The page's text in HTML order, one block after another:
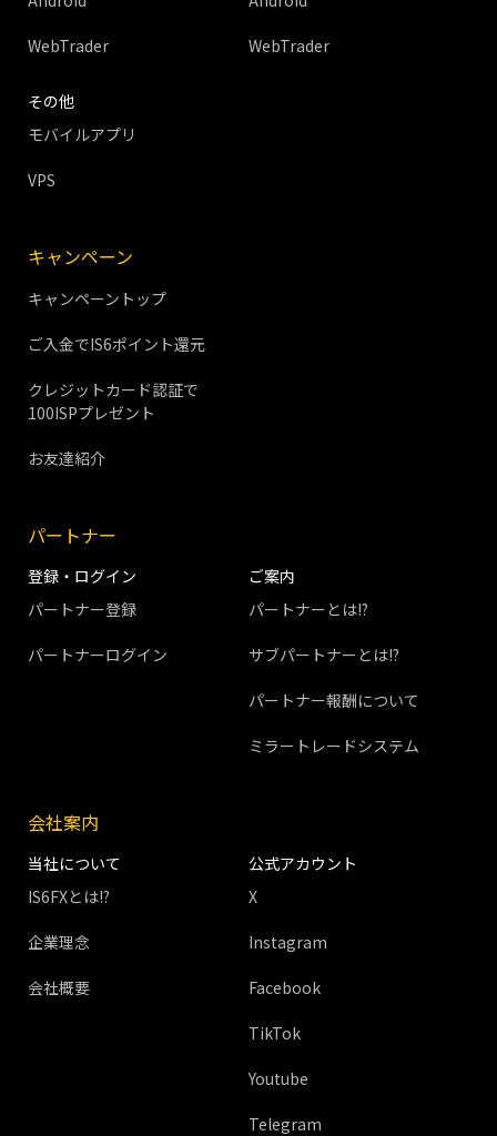
WebTrader WebTrader
その他
モバイルアプリ
VPS
キャンペーン
キャンペーントップ
ご入金でIS6ポイント還元
クレジットカード認証で
100ISPプレゼント
お友達紹介
パートナー
登録・ログイン
パートナー登録
パートナーログイン
ご案内
パートナーとは!?
サブパートナーとは!?
パートナー報酬について
ミラートレードシステム
会社案内
当社について
IS6FXとは!?
企業理念
会社概要
公式アカウント
X
Instagram
Facebook
TikTok
Youtube
Telegram